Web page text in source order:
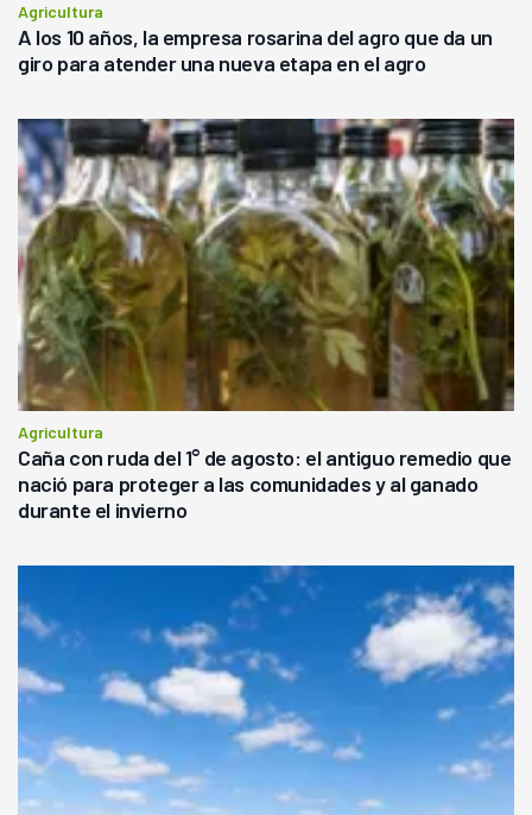
Agricultura
A los 10 años, la empresa rosarina del agro que da un
giro para atender una nueva etapa en el agro
Agricultura
Caña con ruda del 1° de agosto: el antiguo remedio que
nació para proteger a las comunidades y al ganado
durante el invierno